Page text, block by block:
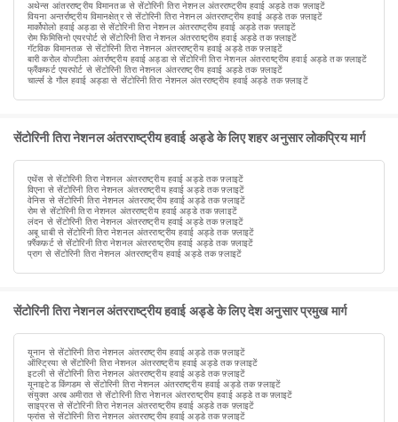
अथेन्स आंतरराष्ट्रीय विमानतळ से सेंटोरिनी तिरा नेशनल अंतरराष्ट्रीय हवाई अड्डे तक फ़्लाइटें
वियना अन्तर्राष्ट्रीय विमानक्षेत्र से सेंटोरिनी तिरा नेशनल अंतरराष्ट्रीय हवाई अड्डे तक फ़्लाइटें
मार्कोपोलो हवाई अड्डा से सेंटोरिनी तिरा नेशनल अंतरराष्ट्रीय हवाई अड्डे तक फ़्लाइटें
रोम फिमिसिनो एयरपोर्ट से सेंटोरिनी तिरा नेशनल अंतरराष्ट्रीय हवाई अड्डे तक फ़्लाइटें
गॅटविक विमानतळ से सेंटोरिनी तिरा नेशनल अंतरराष्ट्रीय हवाई अड्डे तक फ़्लाइटें
बारी करोल वोज्टीला अंतर्राष्ट्रीय हवाई अड्डा से सेंटोरिनी तिरा नेशनल अंतरराष्ट्रीय हवाई अड्डे तक फ़्लाइटें
फ्रैंकफर्ट एयरपोर्ट से सेंटोरिनी तिरा नेशनल अंतरराष्ट्रीय हवाई अड्डे तक फ़्लाइटें
चार्ल्स डे गौल हवाई अड्डा से सेंटोरिनी तिरा नेशनल अंतरराष्ट्रीय हवाई अड्डे तक फ़्लाइटें
सेंटोरिनी तिरा नेशनल अंतरराष्ट्रीय हवाई अड्डे के लिए शहर अनुसार लोकप्रिय मार्ग
एथेंस से सेंटोरिनी तिरा नेशनल अंतरराष्ट्रीय हवाई अड्डे तक फ़्लाइटें
विएना से सेंटोरिनी तिरा नेशनल अंतरराष्ट्रीय हवाई अड्डे तक फ़्लाइटें
वेनिस से सेंटोरिनी तिरा नेशनल अंतरराष्ट्रीय हवाई अड्डे तक फ़्लाइटें
रोम से सेंटोरिनी तिरा नेशनल अंतरराष्ट्रीय हवाई अड्डे तक फ़्लाइटें
लंदन से सेंटोरिनी तिरा नेशनल अंतरराष्ट्रीय हवाई अड्डे तक फ़्लाइटें
अबू धाबी से सेंटोरिनी तिरा नेशनल अंतरराष्ट्रीय हवाई अड्डे तक फ़्लाइटें
फ़्रैंकफ़र्ट से सेंटोरिनी तिरा नेशनल अंतरराष्ट्रीय हवाई अड्डे तक फ़्लाइटें
प्राग से सेंटोरिनी तिरा नेशनल अंतरराष्ट्रीय हवाई अड्डे तक फ़्लाइटें
सेंटोरिनी तिरा नेशनल अंतरराष्ट्रीय हवाई अड्डे के लिए देश अनुसार प्रमुख मार्ग
यूनान से सेंटोरिनी तिरा नेशनल अंतरराष्ट्रीय हवाई अड्डे तक फ़्लाइटें
ऑस्ट्रिया से सेंटोरिनी तिरा नेशनल अंतरराष्ट्रीय हवाई अड्डे तक फ़्लाइटें
इटली से सेंटोरिनी तिरा नेशनल अंतरराष्ट्रीय हवाई अड्डे तक फ़्लाइटें
यूनाइटेड किंगडम से सेंटोरिनी तिरा नेशनल अंतरराष्ट्रीय हवाई अड्डे तक फ़्लाइटें
संयुक्त अरब अमीरात से सेंटोरिनी तिरा नेशनल अंतरराष्ट्रीय हवाई अड्डे तक फ़्लाइटें
साइप्रस से सेंटोरिनी तिरा नेशनल अंतरराष्ट्रीय हवाई अड्डे तक फ़्लाइटें
फ्रांस से सेंटोरिनी तिरा नेशनल अंतरराष्ट्रीय हवाई अड्डे तक फ़्लाइटें